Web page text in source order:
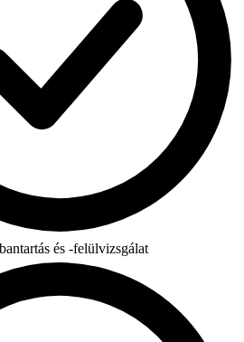
és -felülvizsgálat